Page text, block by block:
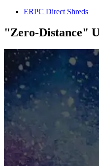
ERPC Direct Shreds
"Zero-Distance"